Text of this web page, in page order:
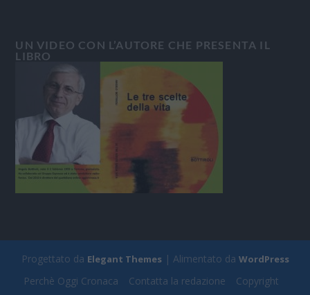
UN VIDEO CON L’AUTORE CHE PRESENTA IL
LIBRO
Progettato da Elegant Themes| Alimentato da WordPress
Perchè Oggi Cronaca Contatta la redazione
Copyright